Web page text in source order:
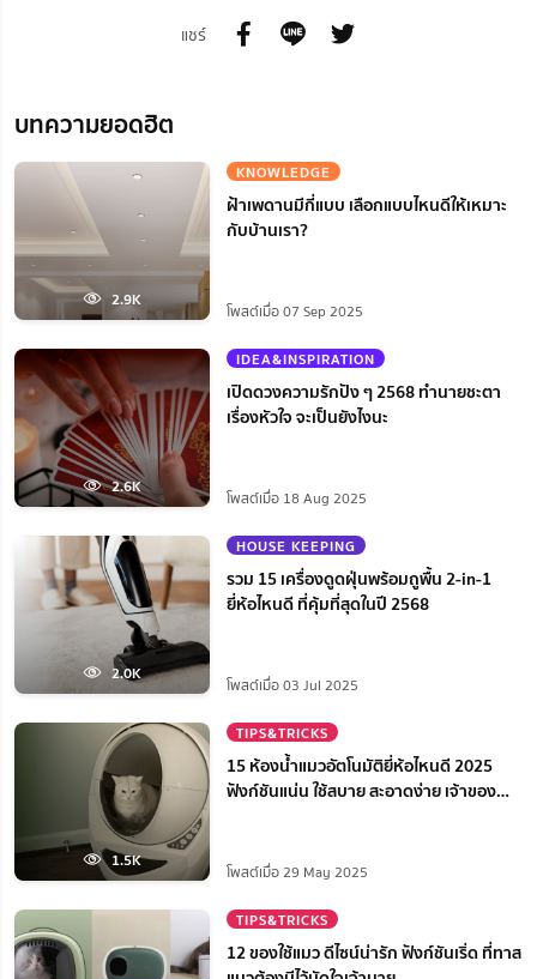
แชร์
บทความยอดฮิต
2.9K
KNOWLEDGE
ฝ้าเพดานมีกี่แบบ เลือกแบบไหนดีให้เหมาะ
กับบ้านเรา?
โพสต์เมื่อ 07 Sep 2025
2.6K
IDEA&INSPIRATION
เปิดดวงความรักปัง ๆ 2568 ทำนายชะตา
เรื่องหัวใจ จะเป็นยังไงนะ
โพสต์เมื่อ 18 Aug 2025
2.0K
HOUSE KEEPING
รวม 15 เครื่องดูดฝุ่นพร้อมถูพื้น 2-in-1
ยี่ห้อไหนดี ที่คุ้มที่สุดในปี 2568
โพสต์เมื่อ 03 Jul 2025
1.5K
TIPS&TRICKS
15 ห้องน้ำแมวอัตโนมัติยี่ห้อไหนดี 2025
ฟังก์ชันแน่น ใช้สบาย สะอาดง่าย เจ้าของ
โพสต์เมื่อ 29 May 2025
TIPS&TRICKS
12 ของใช้แมว ดีไซน์น่ารัก ฟังก์ชันเริ่ด ที่ทาส